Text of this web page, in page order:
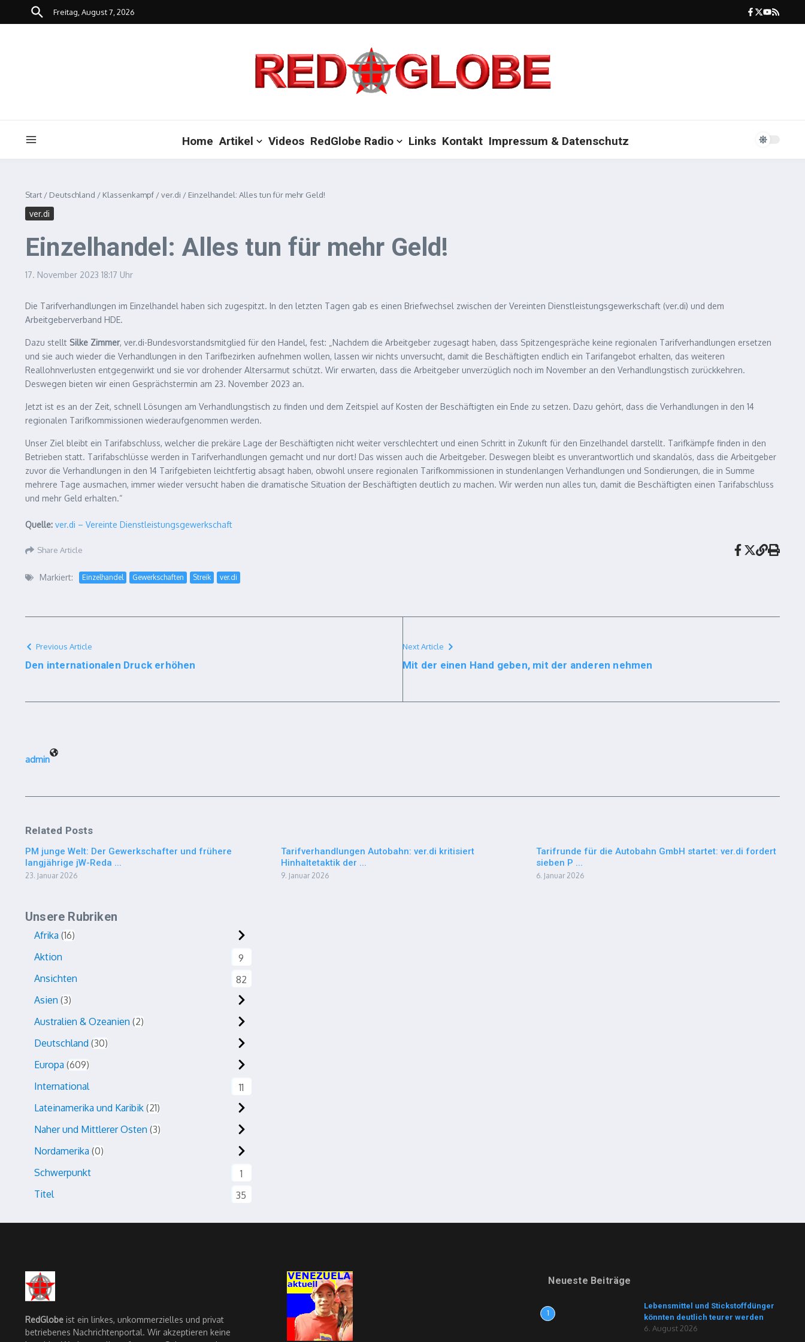
Zum Inhalt springen
Freitag, August 7, 2026
Home Artikel Videos RedGlobe Radio Links Kontakt Impressum & Datenschutz
Start / Deutschland / Klassenkampf /ver.di / Einzelhandel: Alles tun für mehr Geld!
ver.di
Einzelhandel: Alles tun für mehr Geld!
17. November 2023 18:17 Uhr
Die Tarifverhandlungen im Einzelhandel haben sich zugespitzt. In den letzten Tagen gab es einen Briefwechsel zwischen der Vereinten Dienstleistungsgewerkschaft (ver.di) und dem
Arbeitgeberverband HDE.
Dazu stellt Silke Zimmer, ver.di-Bundesvorstandsmitglied für den Handel, fest: „Nachdem die Arbeitgeber zugesagt haben, dass Spitzengespräche keine regionalen Tarifverhandlungen ersetzen
und sie auch wieder die Verhandlungen in den Tarifbezirken aufnehmen wollen, lassen wir nichts unversucht, damit die Beschäftigten endlich ein Tarifangebot erhalten, das weiteren
Reallohnverlusten entgegenwirkt und sie vor drohender Altersarmut schützt. Wir erwarten, dass die Arbeitgeber unverzüglich noch im November an den Verhandlungstisch zurückkehren.
Deswegen bieten wir einen Gesprächstermin am 23. November 2023 an.
Jetzt ist es an der Zeit, schnell Lösungen am Verhandlungstisch zu finden und dem Zeitspiel auf Kosten der Beschäftigten ein Ende zu setzen. Dazu gehört, dass die Verhandlungen in den 14
regionalen Tarifkommissionen wiederaufgenommen werden.
Unser Ziel bleibt ein Tarifabschluss, welcher die prekäre Lage der Beschäftigten nicht weiter verschlechtert und einen Schritt in Zukunft für den Einzelhandel darstellt. Tarifkämpfe finden in den
Betrieben statt. Tarifabschlüsse werden in Tarifverhandlungen gemacht und nur dort! Das wissen auch die Arbeitgeber. Deswegen bleibt es unverantwortlich und skandalös, dass die Arbeitgeber
zuvor die Verhandlungen in den 14 Tarifgebieten leichtfertig absagt haben, obwohl unsere regionalen Tarifkommissionen in stundenlangen Verhandlungen und Sondierungen, die in Summe
mehrere Tage ausmachen, immer wieder versucht haben die dramatische Situation der Beschäftigten deutlich zu machen. Wir werden nun alles tun, damit die Beschäftigten einen Tarifabschluss
und mehr Geld erhalten.“
Quelle: ver.di – Vereinte Dienstleistungsgewerkschaft
Share Article
Markiert: Einzelhandel Gewerkschaften Streik ver.di
Previous Article
Den internationalen Druck erhöhen
Next Article
Mit der einen Hand geben, mit der anderen nehmen
admin
Related Posts
PM junge Welt: Der Gewerkschafter und frühere
langjährige jW-Reda ...
23. Januar 2026
Tarifverhandlungen Autobahn: ver.di kritisiert
Hinhaltetaktik der ...
9. Januar 2026
Tarifrunde für die Autobahn GmbH startet: ver.di fordert
sieben P ...
6. Januar 2026
Unsere Rubriken
Afrika 16
Aktion
9
Ansichten
82
Asien 3
Australien & Ozeanien 2
Deutschland 30
Europa 609
International
11
Lateinamerika und Karibik 21
Naher und Mittlerer Osten 3
Nordamerika 0
Schwerpunkt
1
Titel
35
RedGlobe ist ein linkes, unkommerzielles und privat
betriebenes Nachrichtenportal. Wir akzeptieren keine
Neueste Beiträge
1
Lebensmittel und Stickstoffdünger
könnten deutlich teurer werden
6. August 2026